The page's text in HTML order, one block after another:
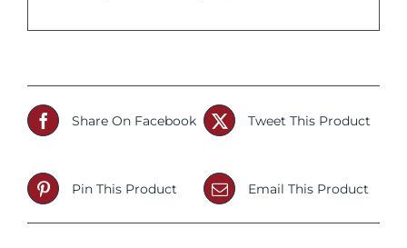
Share On Facebook Tweet This Product
Pin This Product Email This Product